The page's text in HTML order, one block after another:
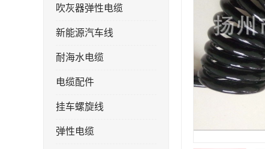
吹灰器弹性电缆
新能源汽车线
耐海水电缆
电缆配件
挂车螺旋线
弹性电缆